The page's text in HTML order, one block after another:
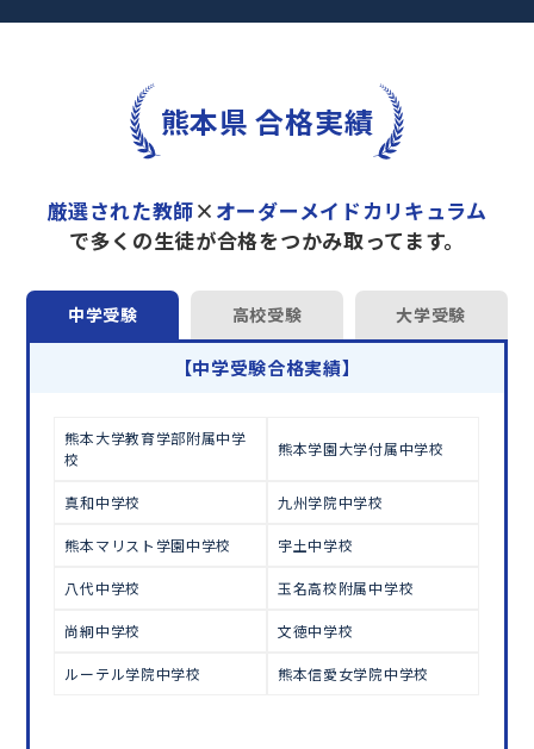
完全マンツーマンで自分に合った教師がわかるまで
さらに、単元別の学習の理解度がわかる「AI学習診
や授業内容や授業以外の勉強をナビゲートする
「DAILY TRY」
など、豊富な学習コンテンツが
トライで一緒に“自己最高得点”を目指しません
か？
オンラインでの学習面談も承っております。
学習相談のお申し込みはこちら
熊本県 合格実績
厳選された教師× オーダーメイドカリキュラム
で多くの生徒が合格をつかみ取ってます。
中学受験 高校受験 大学受験
【中学受験合格実績】
熊本大学教育学部附属中学
校
熊本学園大学付属中学校
真和中学校 九州学院中学校
熊本マリスト学園中学校 宇土中学校
八代中学校 玉名高校附属中学校
尚絅中学校 文徳中学校
ルーテル学院中学校 熊本信愛女学院中学校